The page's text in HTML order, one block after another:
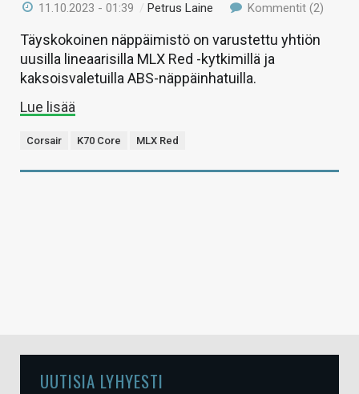
11.10.2023 - 01:39 / Petrus Laine Kommentit (2)
Täyskokoinen näppäimistö on varustettu yhtiön
uusilla lineaarisilla MLX Red -kytkimillä ja
kaksoisvaletuilla ABS-näppäinhatuilla.
Lue lisää
Corsair K70 Core MLX Red
UUTISIA LYHYESTI